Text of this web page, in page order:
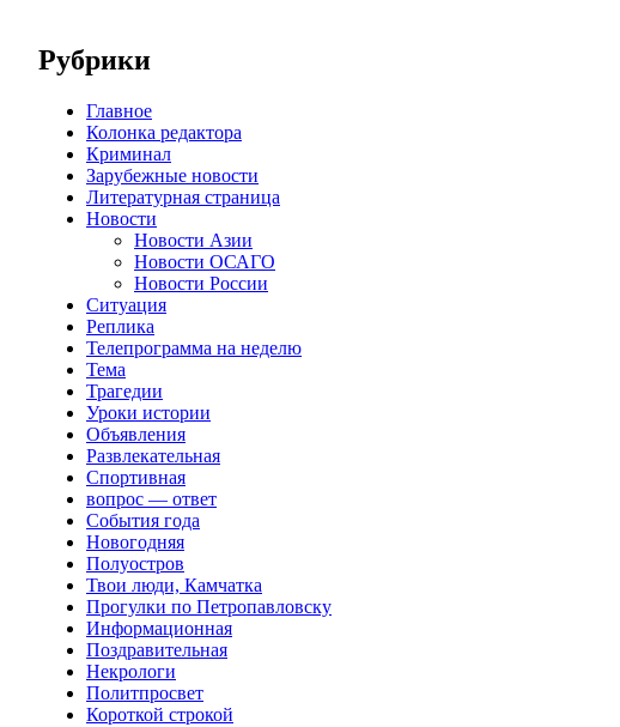
Рубрики
Главное
Колонка редактора
Криминал
Зарубежные новости
Литературная страница
Новости
Новости Азии
Новости ОСАГО
Новости России
Ситуация
Реплика
Телепрограмма на неделю
Тема
Трагедии
Уроки истории
Объявления
Развлекательная
Спортивная
вопрос — ответ
События года
Новогодняя
Полуостров
Твои люди, Камчатка
Прогулки по Петропавловску
Информационная
Поздравительная
Некрологи
Политпросвет
Короткой строкой